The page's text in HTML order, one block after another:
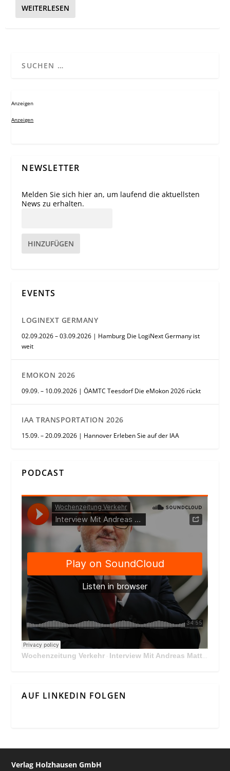
WEITERLESEN
Anzeigen
Anzeigen
NEWSLETTER
Melden Sie sich hier an, um laufend die aktuellsten
News zu erhalten.
HINZUFÜGEN
EVENTS
LOGINEXT GERMANY
02.09.2026 – 03.09.2026 | Hamburg Die LogiNext Germany ist
weit
EMOKON 2026
09.09. – 10.09.2026 | ÖAMTC Teesdorf Die eMokon 2026 rückt
IAA TRANSPORTATION 2026
15.09. – 20.09.2026 | Hannover Erleben Sie auf der IAA
PODCAST
Wochenzeitung Verkehr · Interview Mit Andreas Matthä, CEO der ÖBB Holding
AUF LINKEDIN FOLGEN
Verlag Holzhausen GmbH